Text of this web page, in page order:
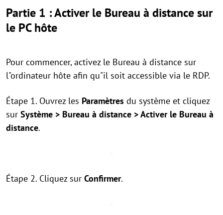
Partie 1 : Activer le Bureau à distance sur
le PC hôte
Pour commencer, activez le Bureau à distance sur
l"ordinateur hôte afin qu"il soit accessible via le RDP.
Étape 1. Ouvrez les Paramètres du système et cliquez
sur Système > Bureau à distance > Activer le Bureau à
distance.
Étape 2. Cliquez sur Confirmer.